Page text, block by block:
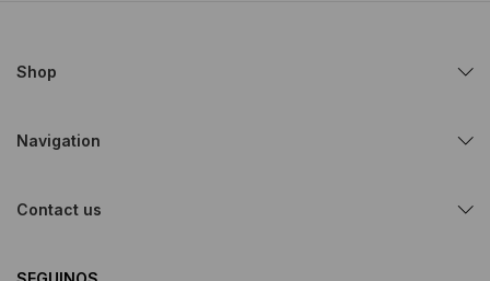
Shop
Navigation
Contact us